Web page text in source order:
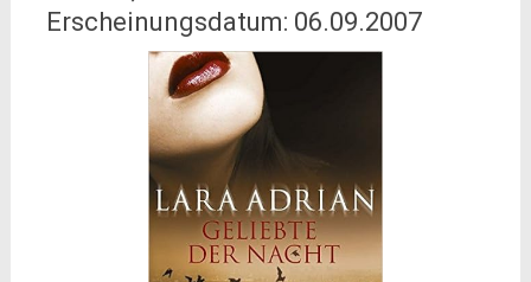
Erscheinungsdatum: 06.09.2007